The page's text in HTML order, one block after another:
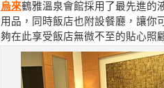
烏來鶴雅溫泉會館採用了最先進的
用品，同時飯店也附設餐廳，讓你
夠在此享受飯店無微不至的貼心照